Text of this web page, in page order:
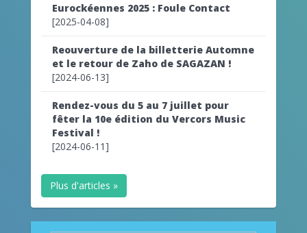
Eurockéennes 2025 : Foule Contact
[2025-04-08]
Reouverture de la billetterie Automne
et le retour de Zaho de SAGAZAN !
[2024-06-13]
Rendez-vous du 5 au 7 juillet pour
fêter la 10e édition du Vercors Music
Festival !
[2024-06-11]
Plus d'articles »